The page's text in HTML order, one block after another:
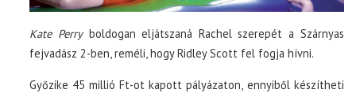
Kate Perryboldogan eljátszaná Rachel szerepét a Szárnyas
fejvadász 2-ben, reméli, hogy Ridley Scott fel fogja hívni.
Győzike 45 millió Ft-ot kapott pályázaton, ennyiből készítheti